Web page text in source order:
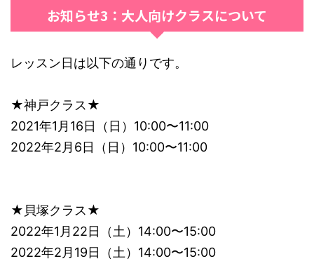
お知らせ3：大人向けクラスについて
レッスン日は以下の通りです。
★神戸クラス★
2021年1月16日（日）10:00〜11:00
2022年2月6日（日）10:00〜11:00
★貝塚クラス★
2022年1月22日（土）14:00〜15:00
2022年2月19日（土）14:00〜15:00